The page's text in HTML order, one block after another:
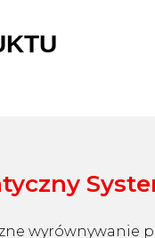
wyrównywanie